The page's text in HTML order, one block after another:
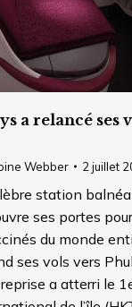
a relancé ses
Webber 2 juillet
station
ses portes
du monde
ses vols vers
a atterri le